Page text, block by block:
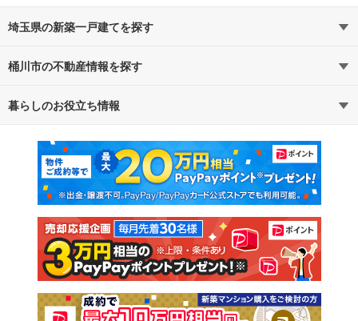
埼玉県の新築一戸建てを探す
路線・駅から探す
通勤・通学時間から探す
桶川市の不動産情報を探す
不動産・住宅
新築マンション 中古マンション
新築一戸建て 中古一戸建て
注文住宅 土地
売却査定
暮らしのお役立ち情報
マンションカタログ 教えて！住まいの先生